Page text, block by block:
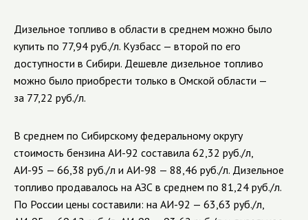
Дизельное топливо в области в среднем можно было
купить по 77,94 руб./л. Кузбасс — второй по его
доступности в Сибири. Дешевле дизельное топливо
можно было приобрести только в Омской области —
за 77,22 руб./л.
В среднем по Сибирскому федеральному округу
стоимость бензина АИ-92 составила 62,32 руб./л,
АИ-95 — 66,38 руб./л и АИ-98 — 88,46 руб./л. Дизельное
топливо продавалось на АЗС в среднем по 81,24 руб./л.
По России цены составили: на АИ-92 — 63,63 руб./л,